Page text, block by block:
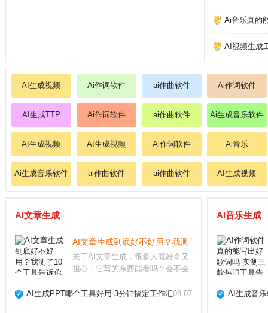
Ai音乐真的
AI视频生成
AI生成视频 Ai作词软件 ai作曲软件 Ai作词软件
AI生成TTP Ai作词软件 ai作曲软件 Ai生成音乐软件
AI生成视频 AI生成视频 Ai作词软件 Ai音乐
Ai生成音乐软件 ai作曲软件 ai作曲软件 AI生成视频
AI文章生成
AI文章生成到底好不好用？我测了10个工具告诉你真
关于AI文章生成，很多人既好奇又
担心：它写的东西能看吗？会不会
使用，我实测了市面上主流工具，
AI生成PPT哪个工具好用 3分钟搞定工作汇报_
08-07
AI音乐生成
AI生成音